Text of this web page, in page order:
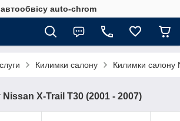
автообвісу auto-chrom
Килимки салону Килимки салону
X-Trail T30 (2001 - 2007)